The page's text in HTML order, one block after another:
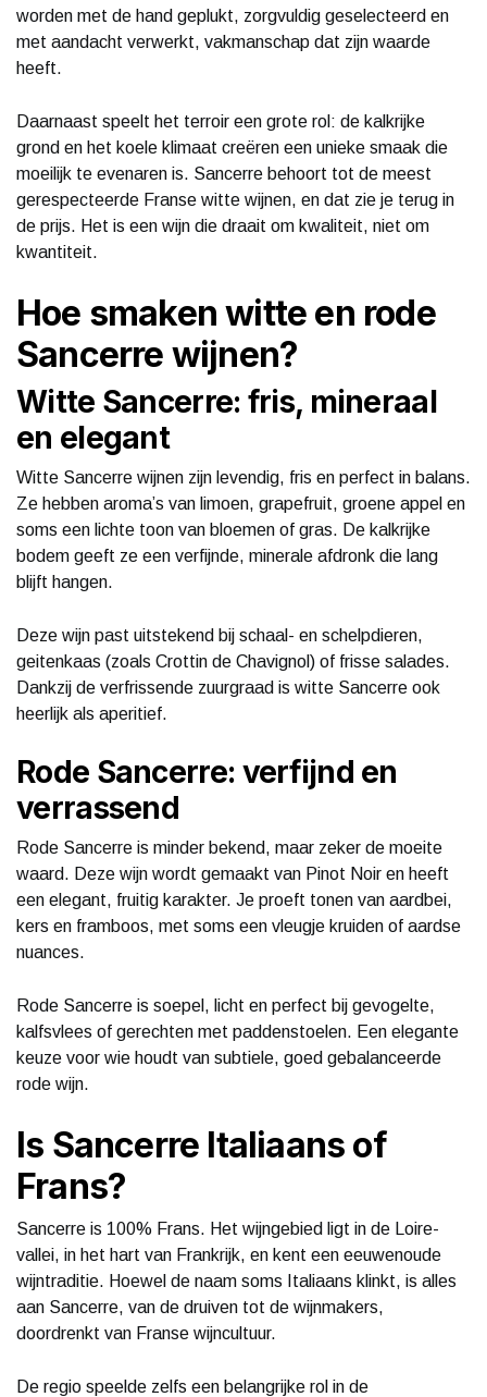
worden met de hand geplukt, zorgvuldig geselecteerd en
met aandacht verwerkt, vakmanschap dat zijn waarde
heeft.
Daarnaast speelt het terroir een grote rol: de kalkrijke
grond en het koele klimaat creëren een unieke smaak die
moeilijk te evenaren is. Sancerre behoort tot de meest
gerespecteerde Franse witte wijnen, en dat zie je terug in
de prijs. Het is een wijn die draait om kwaliteit, niet om
kwantiteit.
Hoe smaken witte en rode
Sancerre wijnen?
Witte Sancerre: fris, mineraal
en elegant
Witte Sancerre wijnen zijn levendig, fris en perfect in balans.
Ze hebben aroma’s van limoen, grapefruit, groene appel en
soms een lichte toon van bloemen of gras. De kalkrijke
bodem geeft ze een verfijnde, minerale afdronk die lang
blijft hangen.
Deze wijn past uitstekend bij schaal- en schelpdieren,
geitenkaas (zoals Crottin de Chavignol) of frisse salades.
Dankzij de verfrissende zuurgraad is witte Sancerre ook
heerlijk als aperitief.
Rode Sancerre: verfijnd en
verrassend
Rode Sancerre is minder bekend, maar zeker de moeite
waard. Deze wijn wordt gemaakt van Pinot Noir en heeft
een elegant, fruitig karakter. Je proeft tonen van aardbei,
kers en framboos, met soms een vleugje kruiden of aardse
nuances.
Rode Sancerre is soepel, licht en perfect bij gevogelte,
kalfsvlees of gerechten met paddenstoelen. Een elegante
keuze voor wie houdt van subtiele, goed gebalanceerde
rode wijn.
Is Sancerre Italiaans of
Frans?
Sancerre is 100% Frans. Het wijngebied ligt in de Loire-
vallei, in het hart van Frankrijk, en kent een eeuwenoude
wijntraditie. Hoewel de naam soms Italiaans klinkt, is alles
aan Sancerre, van de druiven tot de wijnmakers,
doordrenkt van Franse wijncultuur.
De regio speelde zelfs een belangrijke rol in de